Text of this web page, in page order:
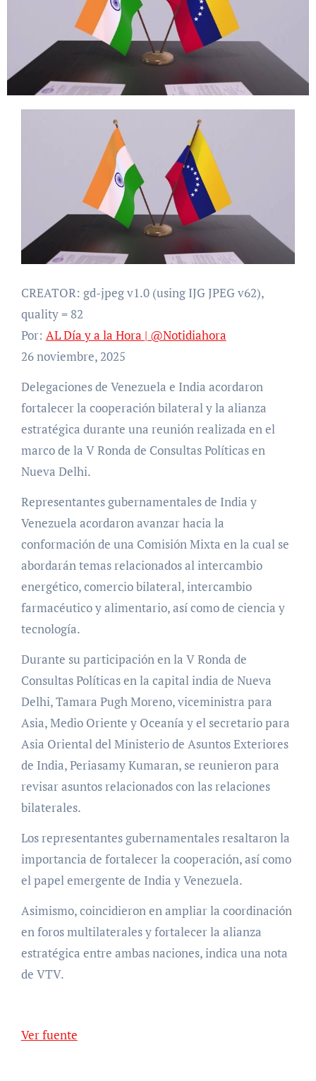
CREATOR: gd-jpeg v1.0 (using IJG JPEG v62),
quality = 82
Por: AL Día y a la Hora | @Notidiahora
26 noviembre, 2025
Delegaciones de Venezuela e India acordaron
fortalecer la cooperación bilateral y la alianza
estratégica durante una reunión realizada en el
marco de la V Ronda de Consultas Políticas en
Nueva Delhi.
Representantes gubernamentales de India y
Venezuela acordaron avanzar hacia la
conformación de una Comisión Mixta en la cual se
abordarán temas relacionados al intercambio
energético, comercio bilateral, intercambio
farmacéutico y alimentario, así como de ciencia y
tecnología.
Durante su participación en la V Ronda de
Consultas Políticas en la capital india de Nueva
Delhi, Tamara Pugh Moreno, viceministra para
Asia, Medio Oriente y Oceanía y el secretario para
Asia Oriental del Ministerio de Asuntos Exteriores
de India, Periasamy Kumaran, se reunieron para
revisar asuntos relacionados con las relaciones
bilaterales.
Los representantes gubernamentales resaltaron la
importancia de fortalecer la cooperación, así como
el papel emergente de India y Venezuela.
Asimismo, coincidieron en ampliar la coordinación
en foros multilaterales y fortalecer la alianza
estratégica entre ambas naciones, indica una nota
de VTV.
Ver fuente